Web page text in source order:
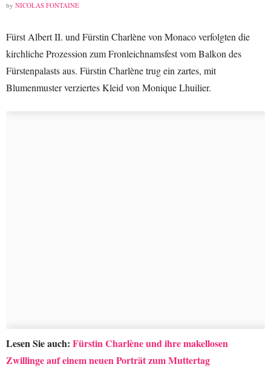
by NICOLAS FONTAINE
Fürst Albert II. und Fürstin Charlène von Monaco verfolgten die
kirchliche Prozession zum Fronleichnamsfest vom Balkon des
Fürstenpalasts aus. Fürstin Charlène trug ein zartes, mit
Blumenmuster verziertes Kleid von Monique Lhuilier.
Lesen Sie auch: Fürstin Charlène und ihre makellosen
Zwillinge auf einem neuen Porträt zum Muttertag